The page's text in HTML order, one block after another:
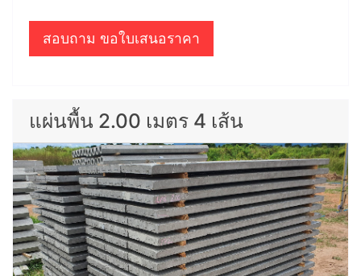
สอบถาม ขอใบเสนอราคา
แผ่นพื้น 2.00 เมตร 4 เส้น